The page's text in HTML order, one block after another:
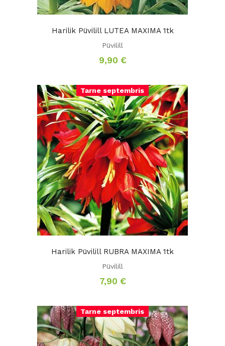
Harilik Püvilill LUTEA MAXIMA 1tk
Püvilill
9,90 €
Tarne septembris
Harilik Püvilill RUBRA MAXIMA 1tk
Püvilill
7,90 €
Tarne septembris